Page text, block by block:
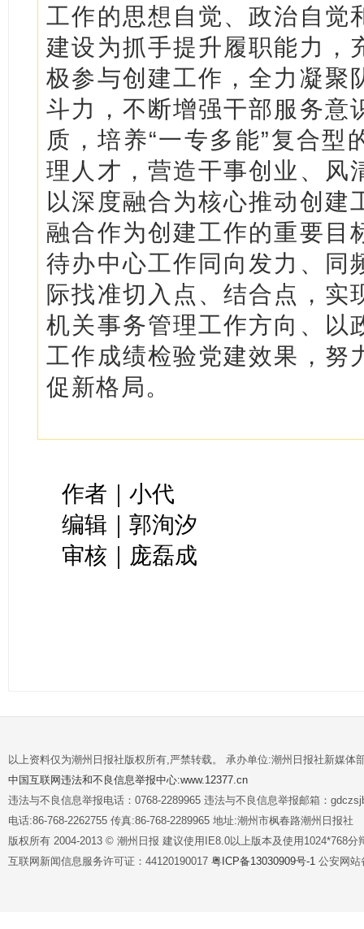
工作的思想自觉、政治自觉
建设为抓手提升履职能力，
极参与创建工作，全力凝聚
斗力，不断增强干部服务意
质，培养“一专多能”复合型
理人才，营造干事创业、风
以深度融合为核心推动创建
融合作为创建工作的重要目
待办中心工作同向发力、同
际找准切入点、结合点，实
机关事务管理工作方向、以
工作成绩检验党建效果，努
促新格局。
作者｜小代
编辑｜郭洵汐
审核｜庞磊成
以上资料仅为潮州日报社版权所有,严禁转载。 承办单位:潮州日报社新媒体
中国互联网违法和不良信息举报中心:www.12377.cn
违法与不良信息举报电话：0768-2289965 违法与不良信息举报邮箱：
电话:86-768-2262755 传真:86-768-2289965 地址:潮州市枫春路潮州日报社
版权所有 2004-2013 © 潮州日报 建议使用IE8.0以上版本及使用1024*768分
互联网新闻信息服务许可证：44120190017 粤ICP备13030909号-1 公安网站